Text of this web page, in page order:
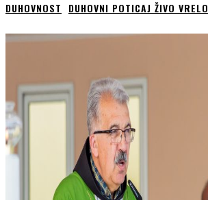
DUHOVNOST DUHOVNI POTICAJ ŽIVO VRELO